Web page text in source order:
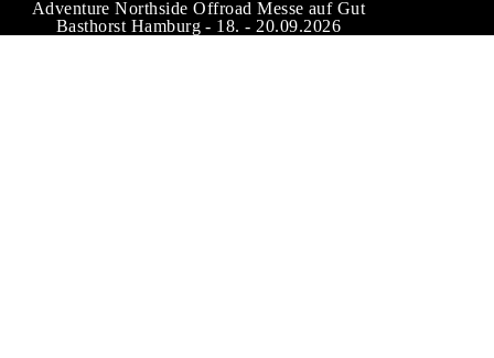
Adventure Northside Offroad Messe auf Gut
Basthorst Hamburg - 18. - 20.09.2026